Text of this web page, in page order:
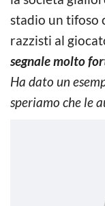
stadio un tifoso
razzisti al
segnale molto
Ha dato un
speriamo che le